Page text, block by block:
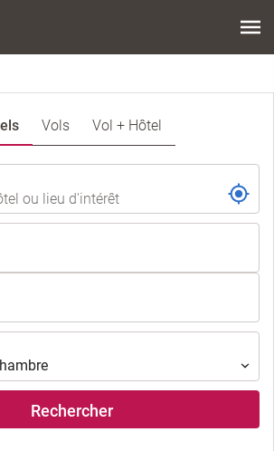
Vols Vol + Hôtel
Rechercher